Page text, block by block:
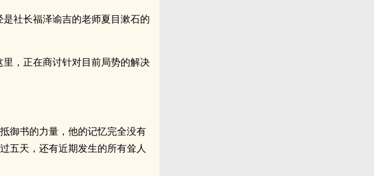
社长福泽谕吉的老师夏目漱石的
，正在商讨针对目前局势的解决
御书的力量，他的记忆完全没有
五天，还有近期发生的所有耸人